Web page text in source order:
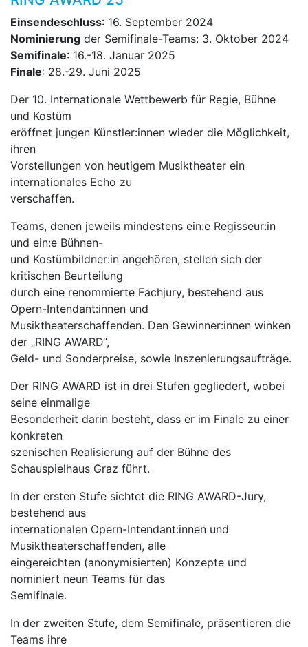
Einsendeschluss: 16. September 2024
Nominierung der Semifinale-Teams: 3. Oktober 2024
Semifinale: 16.-18. Januar 2025
Finale: 28.-29. Juni 2025
Der 10. Internationale Wettbewerb für Regie, Bühne
und Kostüm
eröffnet jungen Künstler:innen wieder die Möglichkeit,
ihren
Vorstellungen von heutigem Musiktheater ein
internationales Echo zu
verschaffen.
Teams, denen jeweils mindestens ein:e Regisseur:in
und ein:e Bühnen-
und Kostümbildner:in angehören, stellen sich der
kritischen Beurteilung
durch eine renommierte Fachjury, bestehend aus
Opern-Intendant:innen und
Musiktheaterschaffenden. Den Gewinner:innen winken
der „RING AWARD“,
Geld- und Sonderpreise, sowie Inszenierungsaufträge.
Der RING AWARD ist in drei Stufen gegliedert, wobei
seine einmalige
Besonderheit darin besteht, dass er im Finale zu einer
konkreten
szenischen Realisierung auf der Bühne des
Schauspielhaus Graz führt.
In der ersten Stufe sichtet die RING AWARD-Jury,
bestehend aus
internationalen Opern-Intendant:innen und
Musiktheaterschaffenden, alle
eingereichten (anonymisierten) Konzepte und
nominiert neun Teams für das
Semifinale.
In der zweiten Stufe, dem Semifinale, präsentieren die
Teams ihre